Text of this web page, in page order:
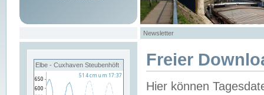
Newsletter
Elbe - Cuxhaven Steubenhöft Freier
Hier können